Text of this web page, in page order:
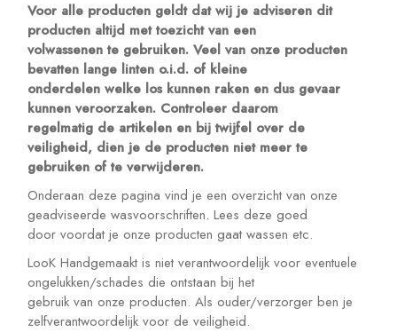
Voor alle producten geldt dat wij je adviseren dit
producten altijd met toezicht van een
volwassenen te gebruiken. Veel van onze producten
bevatten lange linten o.i.d. of kleine
onderdelen welke los kunnen raken en dus gevaar
kunnen veroorzaken. Controleer daarom
regelmatig de artikelen en bij twijfel over de
veiligheid, dien je de producten niet meer te
gebruiken of te verwijderen.
Onderaan deze pagina vind je een overzicht van onze
geadviseerde wasvoorschriften. Lees deze goed
door voordat je onze producten gaat wassen etc.
LooK Handgemaakt is niet verantwoordelijk voor eventuele
ongelukken/schades die ontstaan bij het
gebruik van onze producten. Als ouder/verzorger ben je
zelfverantwoordelijk voor de veiligheid.